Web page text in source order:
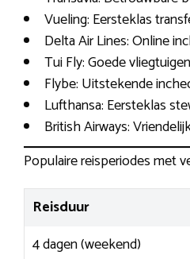
Vueling: Eersteklas
Delta Air Lines: Online
Tui Fly: Goede vliegtuigen
Flybe: Uitstekende
Lufthansa: Eersteklas
British Airways:
Populaire reisperiodes met
Reisduur
4 dagen (weekend)